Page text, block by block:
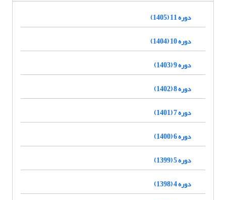
دوره 11 (1405)
دوره 10 (1404)
دوره 9 (1403)
دوره 8 (1402)
دوره 7 (1401)
دوره 6 (1400)
دوره 5 (1399)
دوره 4 (1398)